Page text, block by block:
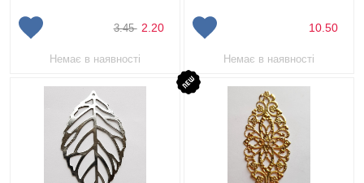
3.45 2.20
Немає в наявності
10.50
Немає в наявності